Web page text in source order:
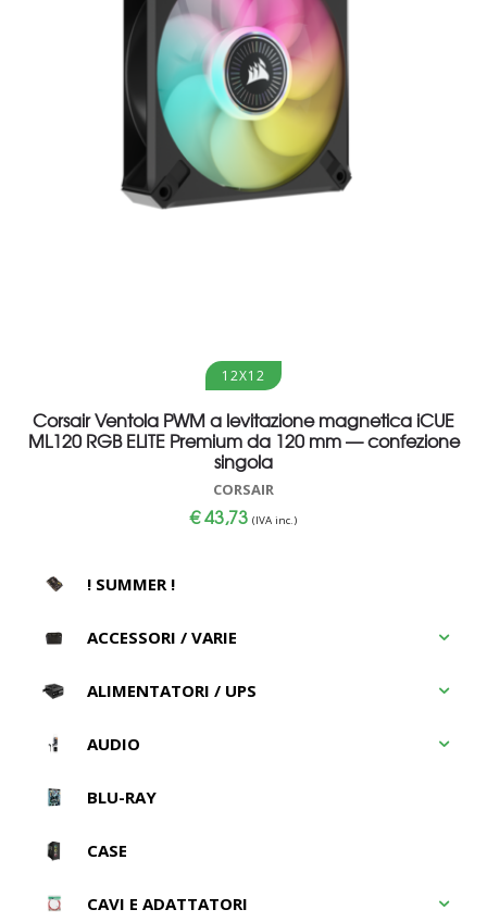
Aggiungi al carrello
12X12
Corsair Ventola PWM a levitazione magnetica iCUE
ML120 RGB ELITE Premium da 120 mm — confezione
singola
CORSAIR
€43,73 (IVA inc.)
! SUMMER !
ACCESSORI / VARIE
ALIMENTATORI / UPS
AUDIO
BLU-RAY
CASE
CAVI E ADATTATORI